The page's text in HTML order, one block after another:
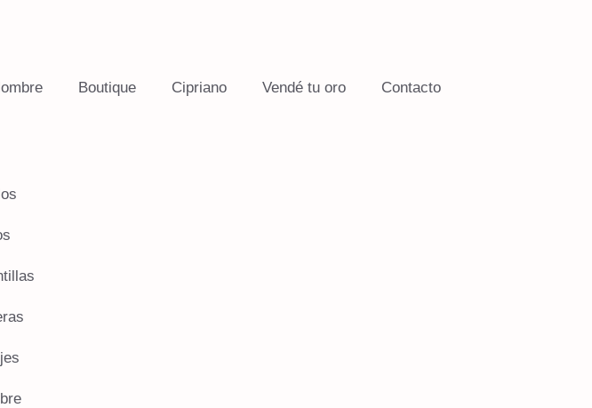
Boutique Cipriano Vendé tu oro Contacto